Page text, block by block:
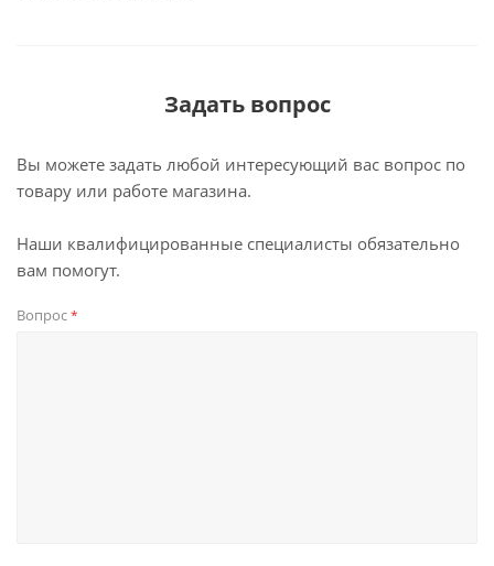
Задать вопрос
Вы можете задать любой интересующий вас вопрос по
товару или работе магазина.
Наши квалифицированные специалисты обязательно
вам помогут.
Вопрос*